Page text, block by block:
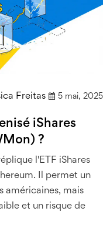
Freitas 5 mai, 2025
iShares
?
l'ETF iShares
Il permet un
américaines, mais
et un risque de